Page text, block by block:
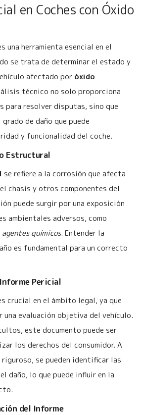
en Coches con Óxido
una herramienta esencial en el
se trata de determinar el estado y
afectado por óxido
técnico no solo proporciona
para resolver disputas, sino que
de daño que puede
y funcionalidad del coche.
Estructural
se refiere a la corrosión que afecta
chasis y otros componentes del
puede surgir por una exposición
ambientales adversos, como
agentes químicos. Entender la
es fundamental para un correcto
Pericial
crucial en el ámbito legal, ya que
evaluación objetiva del vehículo.
este documento puede ser
los derechos del consumidor. A
se pueden identificar las
daño, lo que puede influir en la
del Informe